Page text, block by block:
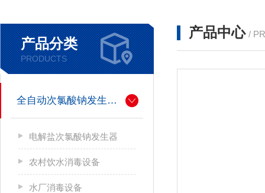
产品分类
PRODUCTS
全自动次氯酸钠发生器厂家
电解盐次氯酸钠发生器
农村饮水消毒设备
水厂消毒设备
产品中心 /